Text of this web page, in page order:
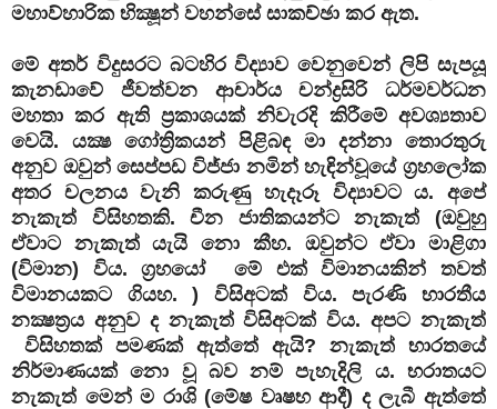
මහාව්හාරික භික්‍ෂූන් වහන්සේ සාකච්ඡා කර ඇත.
මේ අතර් විදුසරට බටහිර විද්‍යාව වෙනුවෙන් ලිපි සැපයූ
කැනඩාවේ ජීවත්වන ආචාර්ය චන්ද්‍රසිරි ධර්මවර්ධන
මහතා කර ඇති ප්‍රකාශයක් නිවැරදි කිරීමේ අවශ්‍යතාව
වෙයි. යක්‍ෂ ගෝත්‍රිකයන් පිළිබඳ මා දන්නා තොරතුරු
අනුව ඔවුන් සෙප්පඩ විජ්ජා නමින් හැඳින්වූයේ ග්‍රහලෝක
අතර චලනය වැනි කරුණු හැදෑරූ විද්‍යාවට ය. අපේ
නැකැත් විසිහතකි. චීන ජාතිකයන්ට නැකැත් (ඔවුහු
ඒවාට නැකැත් යැයි නො කීහ. ඔවුන්ට ඒවා මාළිගා
(විමාන) විය. ග්‍රහයෝ මේ එක් විමානයකින් තවත්
විමානයකට ගියහ. ) විසිඅටක් විය. පැරණි භාරතීය
නක්‍ෂත්‍රය අනුව ද නැකැත් විසිඅටක් විය. අපට නැකැත්
විසිහතක් පමණක් ඇත්තේ ඇයි? නැකැත් භාරතයේ
නිර්මාණයක් නො වූ බව නම් පැහැදිලි ය. භරාතයට
නැකැත් මෙන් ම රාශි (මේෂ වෘෂභ ආදී) ද ලැබී ඇත්තේ